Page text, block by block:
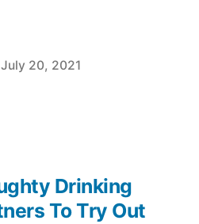
July 20, 2021
Drinking
To Try Out